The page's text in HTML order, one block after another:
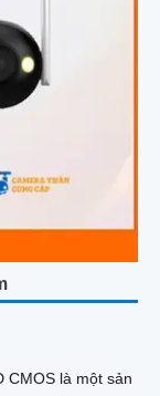
CMOS là một sản